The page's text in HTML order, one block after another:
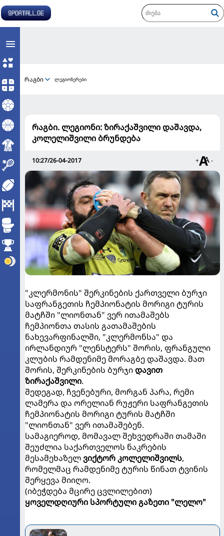
რაგბი ლეგიონერები
რაგბი. ლეგიონი: ზირაქაშვილი დაშავდა,
კოლელიშვილი ბრუნდება
10:27/26-04-2017 + -
"კლერმონის" შერკინების ქართველი ბურჯი
საფრანგეთის ჩემპიონატის მორიგი ტურის
მატჩში "ლიონთან" ვერ ითამაშებს
ჩემპიონთა თასის გათამაშების
ნახევარფინალში, "კლერმონსა" და
ირლანდიურ "ლენსტერს" შორის, ფრანგული
კლუბის რამდენიმე მორაგბე დაშავდა. მათ
შორის, შერკინების ბურჯიდავით
ზირაქაშვილი.
შედეგად, ჩვენებური, მორგან პარა, რემი
ლამერა და ორელიან რუჟერი საფრანგეთის
ჩემპიონატის მორიგი ტურის მატჩში
"ლიონთან" ვერ ითამაშებენ.
სამაგიეროდ, მომავალ შეხვედრაში თამაში
შეუძლია საქართველოს ნაკრების
მესამეხაზელვიქტორ კოლელიშვილს,
რომელმაც რამდენიმე ტურის წინათ ტვინის
შერყევა მიიღო.
(იბეჭდება მცირე ცვლილებით)
ყოველდღიური სპორტული გაზეთი "ლელო"